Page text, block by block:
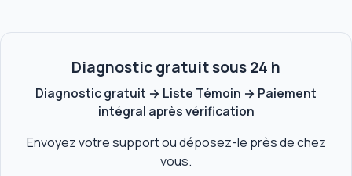
Diagnostic gratuit sous 24 h
Diagnostic gratuit → Liste Témoin → Paiement
intégral après vérification
Envoyez votre support ou déposez-le près de chez
vous.